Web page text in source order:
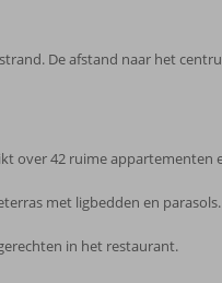
De afstand naar het
over 42 ruime appartementen
met ligbedden en parasols.
in het restaurant.